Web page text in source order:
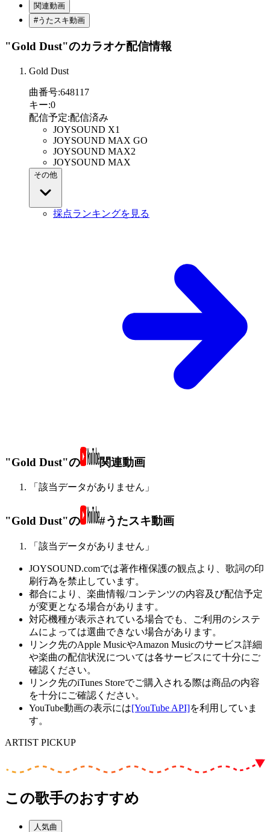
関連動画
#うたスキ動画
"Gold Dust"のカラオケ配信情報
Gold Dust
曲番号:648117
キー:0
配信予定:配信済み
JOYSOUND X1
JOYSOUND MAX GO
JOYSOUND MAX2
JOYSOUND MAX
その他
採点ランキングを見る
"Gold Dust"の 関連動画
「該当データがありません」
"Gold Dust"の #うたスキ動画
「該当データがありません」
JOYSOUND.comでは著作権保護の観点より、歌詞の印
刷行為を禁止しています。
都合により、楽曲情報/コンテンツの内容及び配信予定
が変更となる場合があります。
対応機種が表示されている場合でも、ご利用のシステ
ムによっては選曲できない場合があります。
リンク先のApple MusicやAmazon Musicのサービス詳細
や楽曲の配信状況については各サービスにて十分にご
確認ください。
リンク先のiTunes Storeでご購入される際は商品の内容
を十分にご確認ください。
YouTube動画の表示には[YouTube API]を利用していま
す。
ARTIST PICKUP
この歌手のおすすめ
人気曲